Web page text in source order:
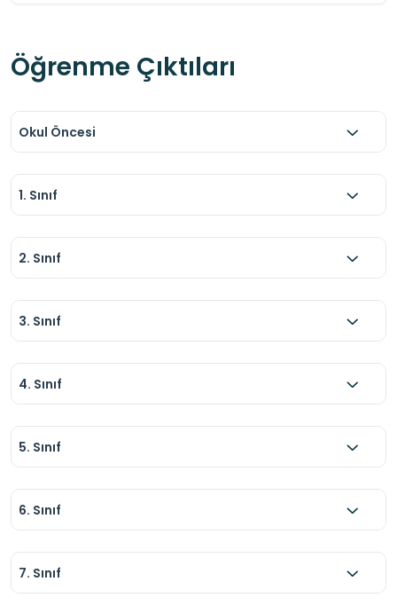
Öğrenme Çıktıları
Okul Öncesi
1. Sınıf
2. Sınıf
3. Sınıf
4. Sınıf
5. Sınıf
6. Sınıf
7. Sınıf